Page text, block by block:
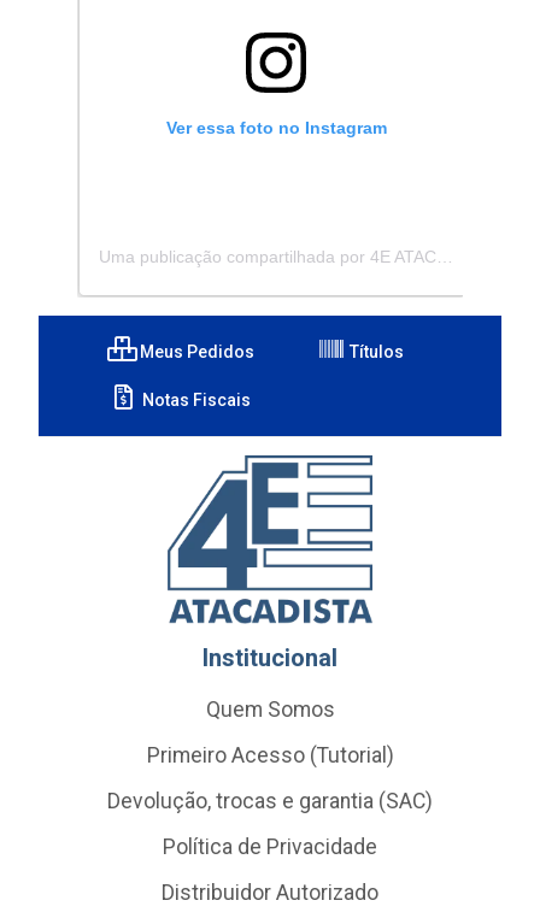
Ver essa foto no Instagram
Meus Pedidos Títulos
Notas Fiscais
Institucional
Quem Somos
Primeiro Acesso (Tutorial)
Devolução, trocas e garantia (SAC)
Política de Privacidade
Distribuidor Autorizado